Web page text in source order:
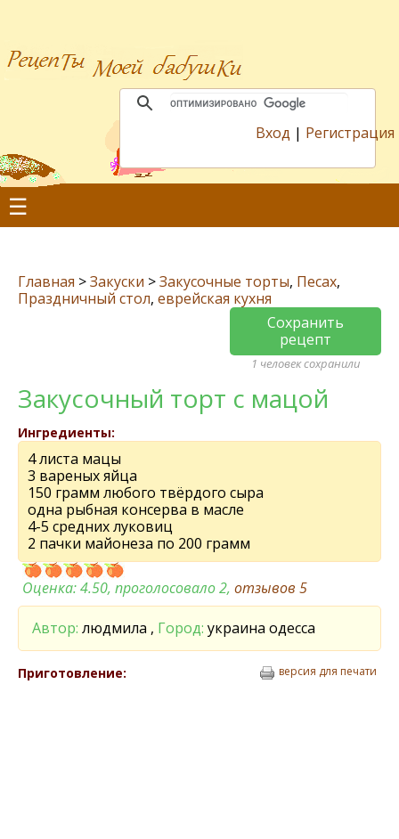
Вход | Регистрация
☰
Главная >Закуски >Закусочные торты, Песах,
Праздничный стол, еврейская кухня
Сохранить
рецепт
1 человек сохранили
Закусочный торт с мацой
Ингредиенты:
4 листа мацы
3 вареных яйца
150 грамм любого твёрдого сыра
одна рыбная консерва в масле
4-5 средних луковиц
2 пачки майонеза по 200 грамм
Оценка:4.50, проголосовало 2, отзывов 5
Автор: людмила , Город: украина одесса
Приготовление: версия для печати